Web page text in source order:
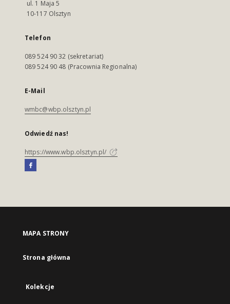
ul. 1 Maja 5
10-117 Olsztyn
Telefon
089 524 90 32 (sekretariat)
089 524 90 48 (Pracownia Regionalna)
E-Mail
wmbc@wbp.olsztyn.pl
Odwiedź nas!
https://www.wbp.olsztyn.pl/
MAPA STRONY
Strona główna
Kolekcje